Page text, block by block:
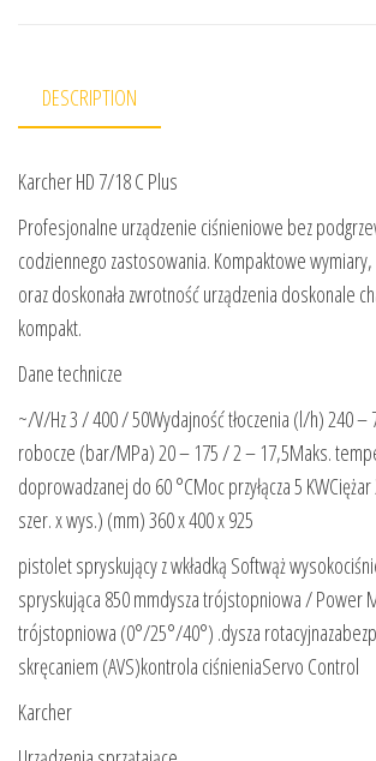
DESCRIPTION
Karcher HD 7/18 C Plus
Profesjonalne urządzenie ciśnieniowe bez
codziennego zastosowania. Kompaktowe
oraz doskonała zwrotność urządzenia doskonale
kompakt.
Dane technicze
~/V/Hz 3 / 400 / 50Wydajność tłoczenia (l/h) 240 –
robocze (bar/MPa) 20 – 175 / 2 – 17,5Maks.
doprowadzanej do 60 °CMoc przyłącza 5 KWCiężar
szer. x wys.) (mm) 360 x 400 x 925
pistolet spryskujący z wkładką Softwąż
spryskująca 850 mmdysza trójstopniowa / Power
trójstopniowa (0°/25°/40°) .dysza
skręcaniem (AVS)kontrola ciśnieniaServo Control
Karcher